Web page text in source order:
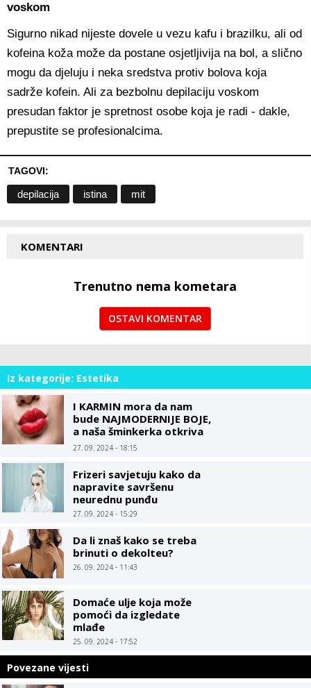
voskom
Sigurno nikad nijeste dovele u vezu kafu i brazilku, ali od
kofeina koža može da postane osjetljivija na bol, a slično
mogu da djeluju i neka sredstva protiv bolova koja
sadrže kofein. Ali za bezbolnu depilaciju voskom
presudan faktor je spretnost osobe koja je radi - dakle,
prepustite se profesionalcima.
TAGOVI:
depilacija istina mit
KOMENTARI
Trenutno nema kometara
OSTAVI KOMENTAR
Iz kategorije: Estetika
I KARMIN mora da nam
bude NAJMODERNIJE BOJE,
a naša šminkerka otkriva
TRIK kako da vam usne
27. 09. 2024 - 18:15
Frizeri savjetuju kako da
napravite savršenu
neurednu punđu
27. 09. 2024 - 15:29
Da li znaš kako se treba
brinuti o dekolteu?
26. 09. 2024 - 11:43
Domaće ulje koja može
pomoći da izgledate
mlađe
25. 09. 2024 - 17:52
Povezane vijesti